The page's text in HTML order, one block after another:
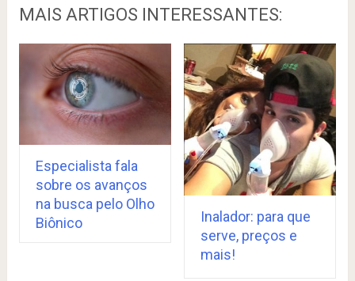
MAIS ARTIGOS INTERESSANTES:
Especialista fala
sobre os avanços
na busca pelo Olho
Biônico
Inalador: para que
serve, preços e
mais!